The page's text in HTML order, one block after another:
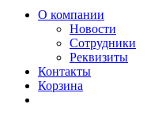
О компании
Новости
Сотрудники
Реквизиты
Контакты
Корзина